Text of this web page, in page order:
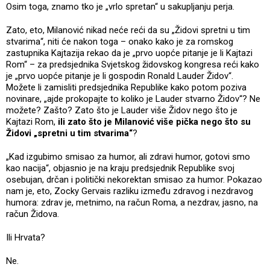
Osim toga, znamo tko je „vrlo spretan“ u sakupljanju perja.
Zato, eto, Milanović nikad neće reći da su „Židovi spretni u tim
stvarima“, niti će nakon toga – onako kako je za romskog
zastupnika Kajtazija rekao da je „prvo uopće pitanje je li Kajtazi
Rom“ – za predsjednika Svjetskog židovskog kongresa reći kako
je „prvo uopće pitanje je li gospodin Ronald Lauder Židov“.
Možete li zamisliti predsjednika Republike kako potom poziva
novinare, „ajde prokopajte to koliko je Lauder stvarno Židov“? Ne
možete? Zašto? Zato što je Lauder više Židov nego što je
Kajtazi Rom, ili zato što je Milanović više pička nego što su
Židovi „spretni u tim stvarima“?
„Kad izgubimo smisao za humor, ali zdravi humor, gotovi smo
kao nacija“, objasnio je na kraju predsjednik Republike svoj
osebujan, drčan i politički nekorektan smisao za humor. Pokazao
nam je, eto, Zocky Gervais razliku između zdravog i nezdravog
humora: zdrav je, metnimo, na račun Roma, a nezdrav, jasno, na
račun Židova.
Ili Hrvata?
Ne.